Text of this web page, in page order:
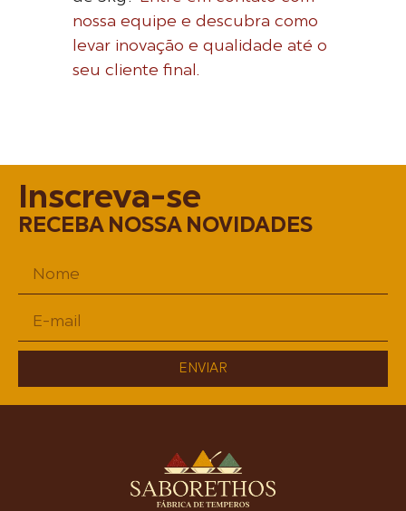
nossa equipe e descubra como
levar inovação e qualidade até o
seu cliente final.
Inscreva-se
RECEBA NOSSA NOVIDADES
ENVIAR